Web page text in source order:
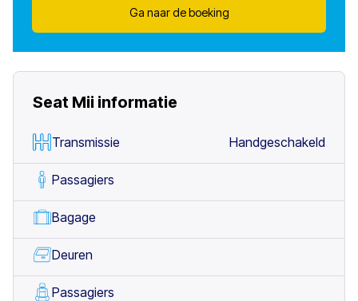
Ga naar de boeking
Seat Mii informatie
Transmissie Handgeschakeld
Passagiers
Bagage
Deuren
Passagiers